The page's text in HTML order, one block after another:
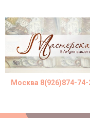
Москва 8(926)874-